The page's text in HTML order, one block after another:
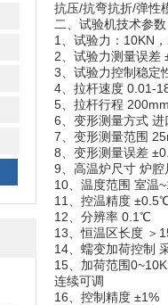
抗压/抗弯抗折/弹性
二、试验机技术参
1、试验力：10KN
2、试验力测量误差
3、试验力控制稳定
4、拉杆速度 0.01-
5、拉杆行程
6、变形测量方式
7、变形测量范围
8、变形测量误差
9、高温炉尺寸 炉
10、温度范围 室
11、控温精度
12、分辨率 0.1℃
13、恒温区长度 ＞
14、蠕变加荷控制
15、加荷范围
连续可调
16、控制精度 ±1%